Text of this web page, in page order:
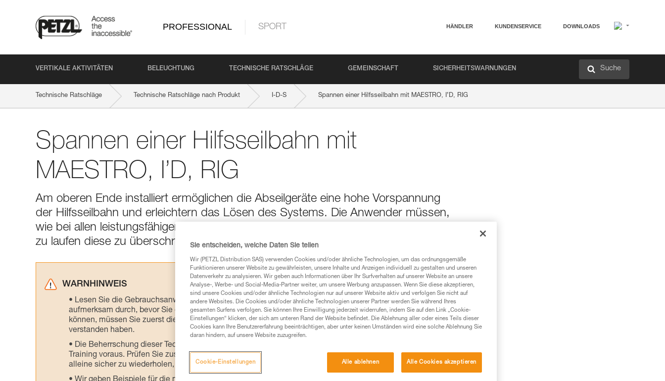
PROFESSIONAL SPORT HÄNDLER KUNDENSERVICE DOWNLOADS
VERTIKALE AKTIVITÄTEN BELEUCHTUNG TECHNISCHE RATSCHLÄGE GEMEINSCHAFT SICHERHEITSWARNUNGEN Suche
Technische Ratschläge Technische Ratschläge nach Produkt I-D-S Spannen einer Hilfsseilbahn mit MAESTRO, I’D, RIG
Spannen einer Hilfsseilbahn mit
MAESTRO, I’D, RIG
Am oberen Ende installiert ermöglichen die Abseilgeräte eine hohe Vorspannung
der Hilfsseilbahn und erleichtern das Lösen des Systems. Die Anwender müssen,
wie bei allen leistungsfähigen Systemen, deren Grenzen kennen, um nicht Gefahr
zu laufen diese zu überschreiten.
WARNHINWEIS
Lesen Sie die Gebrauchsanweisungen der Produkte, um die es in diesem Tech Tipp geht,
aufmerksam durch, bevor Sie diesen zu Rate ziehen. Um diese Zusatzinformationen verstehen zu
können, müssen Sie zuerst die in der Gebrauchsanweisung enthaltenen Informationen richtig
verstanden haben.
Die Beherrschung dieser Techniken setzt eine entsprechende Ausbildung und ein spezielles
Training voraus. Prüfen Sie zusammen mit einem Profi, ob Sie in der Lage sind, den Vorgang
alleine sicher zu wiederholen, bevor Sie ihn eigenständig durchführen.
Sie entscheiden, welche Daten Sie teilen
Wir (PETZL Distribution SAS) verwenden Cookies und/oder ähnliche Technologien, um das ordnungsgemäße
Funktionieren unserer Website zu gewährleisten, unsere Inhalte und Anzeigen individuell zu gestalten und unseren
Datenverkehr zu analysieren. Wir geben auch Informationen über Ihr Surfverhalten auf unserer Website an unsere
Analyse-, Werbe- und Social-Media-Partner weiter, um unsere Werbung anzupassen. Wenn Sie diese akzeptieren,
sind unsere Cookies und/oder ähnliche Technologien nur auf unserer Website aktiv und verfolgen Sie nicht auf
andere Websites. Die Cookies und/oder ähnliche Technologien unserer Partner werden Sie während Ihres
gesamten Surfens verfolgen. Sie können Ihre Einwilligung jederzeit widerrufen, indem Sie auf den Link „Cookie-
Einstellungen“ klicken, der sich am unteren Rand der Website befindet. Die Ablehnung aller oder eines Teils dieser
Cookies kann Ihre Benutzererfahrung beeinträchtigen, aber unter keinen Umständen wird eine solche Ablehnung Sie
daran hindern, auf unsere Website zuzugreifen.
Alle ablehnen Alle Cookies akzeptieren
Cookie-Einstellungen